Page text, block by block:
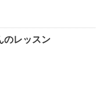
のレッスン